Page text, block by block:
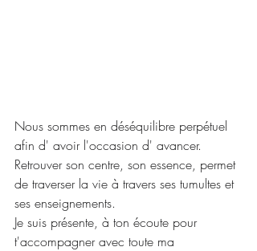
Nous sommes en déséquilibre perpétuel
afin d' avoir l'occasion d' avancer.
Retrouver son centre, son essence, permet
de traverser la vie à travers ses tumultes et
ses enseignements.
Je suis présente, à ton écoute pour
t'accompagner avec toute ma